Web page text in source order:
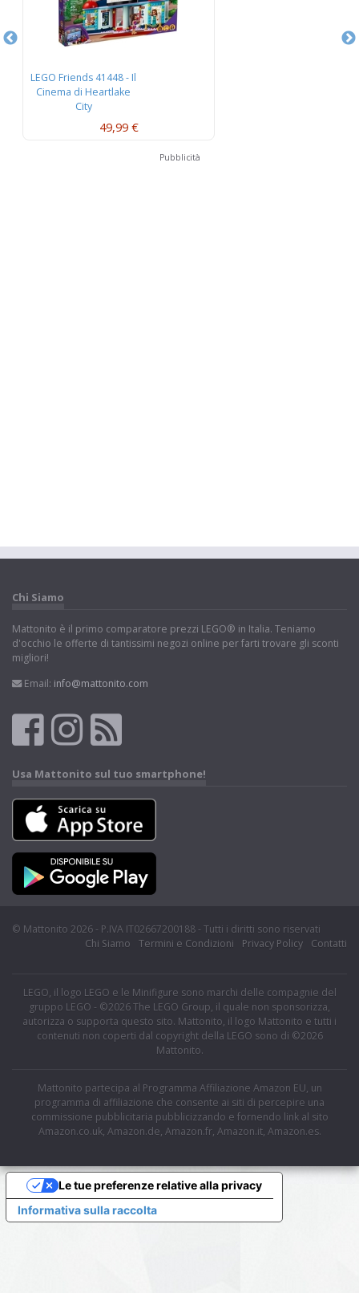
LEGO Friends 41448 - Il
Cinema di Heartlake
City
49,99 €
Pubblicità
Chi Siamo
Mattonito è il primo comparatore prezzi LEGO® in Italia. Teniamo
d'occhio le offerte di tantissimi negozi online per farti trovare gli sconti
migliori!
Email: info@mattonito.com
Usa Mattonito sul tuo smartphone!
© Mattonito 2026 - P.IVA IT02667200188 - Tutti i diritti sono riservati
Chi Siamo
Termini e Condizioni Privacy Policy Contatti
LEGO, il logo LEGO e le Minifigure sono marchi delle compagnie del
gruppo LEGO - ©2026 The LEGO Group, il quale non sponsorizza,
autorizza o supporta questo sito. Mattonito, il logo Mattonito e tutti i
contenuti non coperti dal copyright della LEGO sono di ©2026
Mattonito.
Mattonito partecipa al Programma Affiliazione Amazon EU, un
programma di affiliazione che consente ai siti di percepire una
commissione pubblicitaria pubblicizzando e fornendo link al sito
Amazon.co.uk, Amazon.de, Amazon.fr, Amazon.it, Amazon.es.
Informativa sulla raccolta
Le tue preferenze relative alla privacy